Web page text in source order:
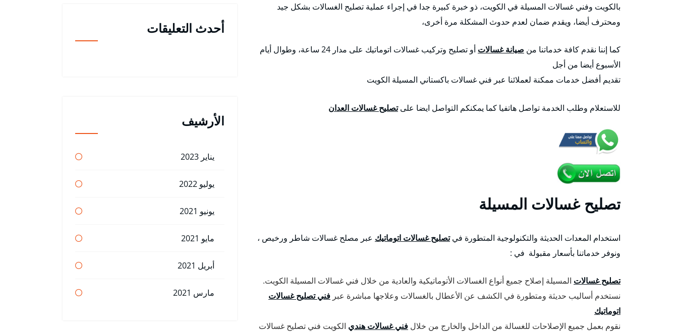
بالكويت وفني غسالات المسيلة في الكويت، ذو خبرة كبيرة جدا في إجراء عملية تصليح الغسالات بشكل جيد
ومحترف أيضا، ويقدم ضمان لعدم حدوث المشكلة مرة أخرى،
كما إننا نقدم كافة خدماتنا من صيانة غسالات
أو تصليح وتركيب غسالات اتوماتيك على مدار 24 ساعة، وطوال أيام
الأسبوع أيضا من أجل
تقديم أفضل خدمات ممكنة لعملائنا عبر فني غسالات باكستاني المسيلة الكويت
للاستعلام وطلب الخدمة تواصل هاتفيا كما يمكنكم التواصل ايضا علىتصليح غسالات العدان
تصليح غسالات المسيلة
استخدام المعدات الحديثة والتكنولوجية المتطورة فيتصليح غسالات اتوماتيك عبر مصلح غسالات شاطر ورخيص ،
ونوفر خدماتنا بأسعار مقبولة في :
تصليح غسالات المسيلة إصلاح جميع أنواع الغسالات الأتوماتيكية والعادية من خلال فني غسالات المسيلة الكويت.
نستخدم أساليب حديثة ومتطورة في الكشف عن الأعطال بالغسالات وعلاجها مباشرة عبر فني تصليح غسالات
اتوماتيك
نقوم بعمل جميع الإصلاحات للغسالة من الداخل والخارج من خلال فني غسالات هندي الكويت فني تصليح غسالات
أحدث التعليقات
الأرشيف
يناير 2023
يوليو 2022
يونيو 2021
مايو 2021
أبريل 2021
مارس 2021